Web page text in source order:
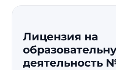
Лицензия на
деятельность